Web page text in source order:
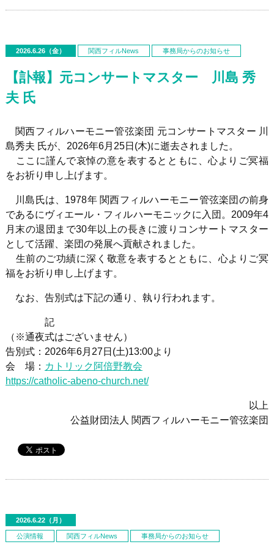
2026.6.26（金） 関西フィルNews 事務局からのお知らせ
【訃報】元コンサートマスター 川島 秀
夫 氏
関西フィルハーモニー管弦楽団 元コンサートマスター 川
島秀夫 氏が、2026年6月 25日(木)に逝去されました。
ここに謹んで哀悼の意を表するとともに、心よりご冥福
をお祈り申し上げます。
川島氏は、 1978年 関西フィルハーモニー管弦楽団の前身
であるにヴィエール・フィルハーモニックに入団。2009年4
月末の退団まで30年以上の長きに渡りコンサートマスター
として活躍、楽団の発展へ貢献されました。
生前のご功績に深く敬意を表するとともに、心よりご冥
福をお祈り申し上げます。
なお、告別式は下記の通り、執り行われます。
記
（※通夜式はございません）
告別式：2026年6月27日(土)13:00より
会 場： カトリック阿倍野教会
https://catholic-abeno-church.net/
以上
公益財団法人 関西フィルハーモニー管弦楽団
2026.6.22（月）
公演情報 関西フィルNews 事務局からのお知らせ